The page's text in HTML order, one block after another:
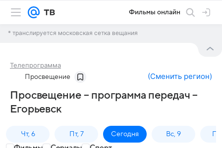
Фильмы онлайн
* транслируется московская сетка вещания
Телепрограмма
Просвещение (Сменить регион)
Просвещение – программа передач –
Егорьевск
Чт, 6 Пт, 7 Сегодня Вс, 9